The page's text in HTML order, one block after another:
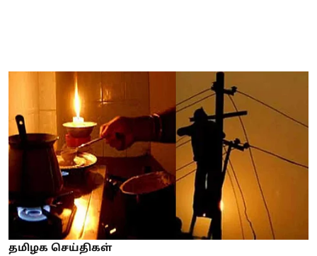
தமிழக செய்திகள்